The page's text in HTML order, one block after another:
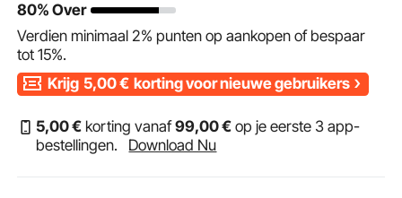
80% Over
Verdien minimaal 2% punten op aankopen of bespaar
tot15%.
Krijg 5,00€ korting voor nieuwe gebruikers
5,00€ korting vanaf99,00€ op je eerste 3 app-
bestellingen. Download Nu